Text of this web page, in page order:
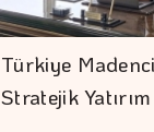
Türkiye
Stratejik Yatırım